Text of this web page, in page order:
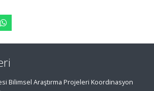
Bilimsel Araştırma Projeleri Koordinasyon